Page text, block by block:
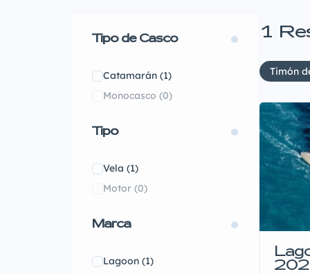
Tipo de Casco
Catamarán (1)
Monocasco (0)
Tipo
Vela (1)
Motor (0)
Marca
Lagoon (1)
1
Timón